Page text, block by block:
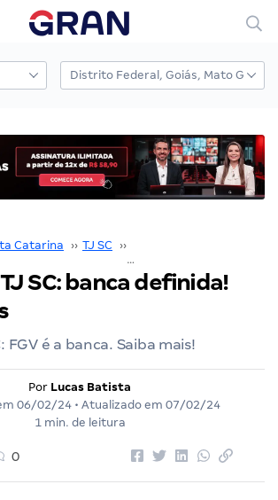
Catarina ›› TJ SC ››
SC: banca definida!
FGV é a banca. Saiba mais!
Por Lucas Batista
06/02/24 • Atualizado em 07/02/24
1 min. de leitura
0